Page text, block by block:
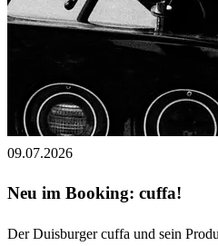
09.07.2026
Neu im Booking: cuffa!
Der Duisburger cuffa und sein